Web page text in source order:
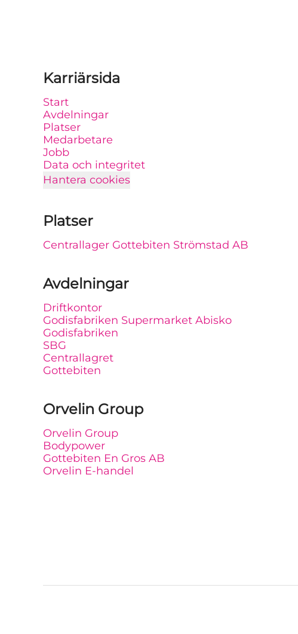
Karriärsida
Start
Avdelningar
Platser
Medarbetare
Jobb
Data och integritet
Hantera cookies
Platser
Centrallager Gottebiten Strömstad AB
Avdelningar
Driftkontor
Godisfabriken Supermarket Abisko
Godisfabriken
SBG
Centrallagret
Gottebiten
Orvelin Group
Orvelin Group
Bodypower
Gottebiten En Gros AB
Orvelin E-handel